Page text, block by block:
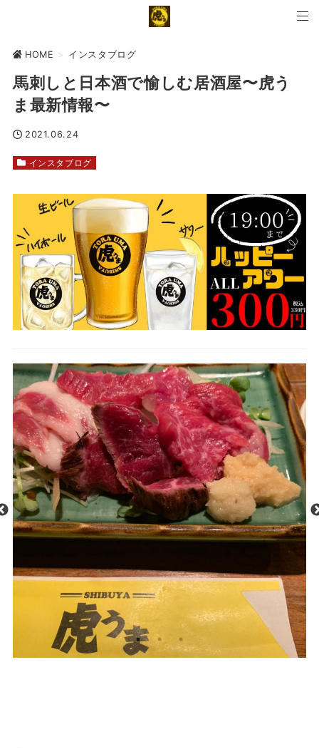
HOME > インスタブログ
馬刺しと日本酒で愉しむ居酒屋〜虎う
ま最新情報〜
2021.06.24
インスタブログ